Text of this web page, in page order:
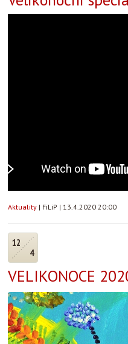
Aktuality | FiLiP | 13.4.2020 20:00
12
4
VELIKONOCE